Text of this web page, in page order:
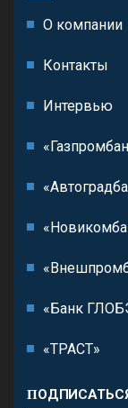
О компании
Контакты
Интервью
«Банк
«ТРАСТ»